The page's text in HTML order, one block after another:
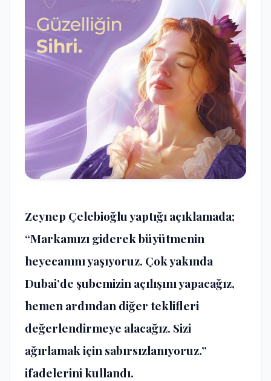
Zeynep Çelebioğlu yaptığı açıklamada;
“Markamızı giderek büyütmenin
heyecanını yaşıyoruz. Çok yakında
Dubai’de şubemizin açılışını yapacağız,
hemen ardından diğer teklifleri
değerlendirmeye alacağız. Sizi
ağırlamak için sabırsızlanıyoruz.”
ifadelerini kullandı.